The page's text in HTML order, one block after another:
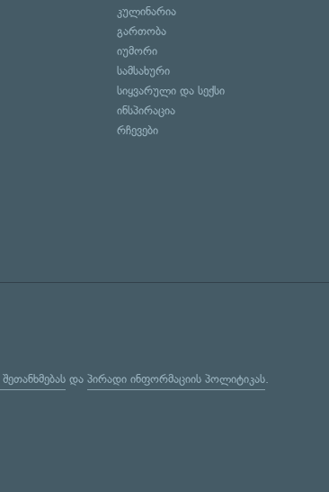
კულინარია
გართობა
იუმორი
სამსახური
სიყვარული და სექსი
ინსპირაცია
რჩევები
და პირადი ინფორმაციის პოლიტიკას.